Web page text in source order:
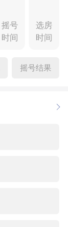
摇号
时间
选房
时间
摇号结果